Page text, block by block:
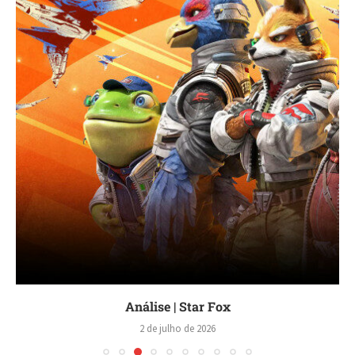
Análise | Star Fox
2 de julho de 2026